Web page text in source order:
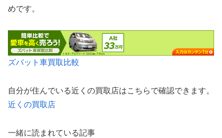
めです。
ズバット車買取比較
自分が住んでいる近くの買取店はこちらで確認できます。
近くの買取店
一緒に読まれている記事